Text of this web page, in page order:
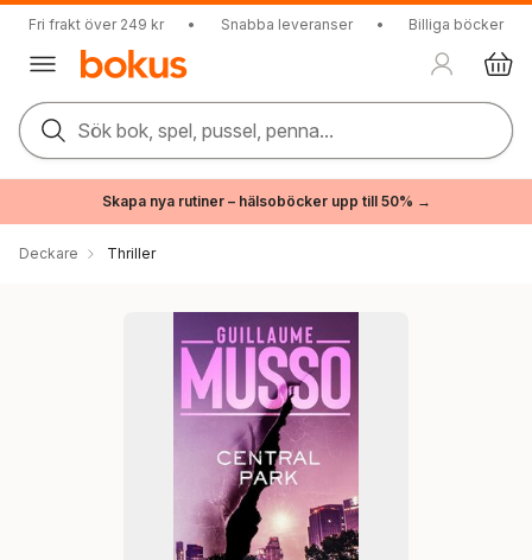
Fri frakt över 249 kr • Snabba leveranser • Billiga böcker
Sök bok, spel, pussel, penna...
Skapa nya rutiner – hälsoböcker upp till 50% →
Deckare Thriller